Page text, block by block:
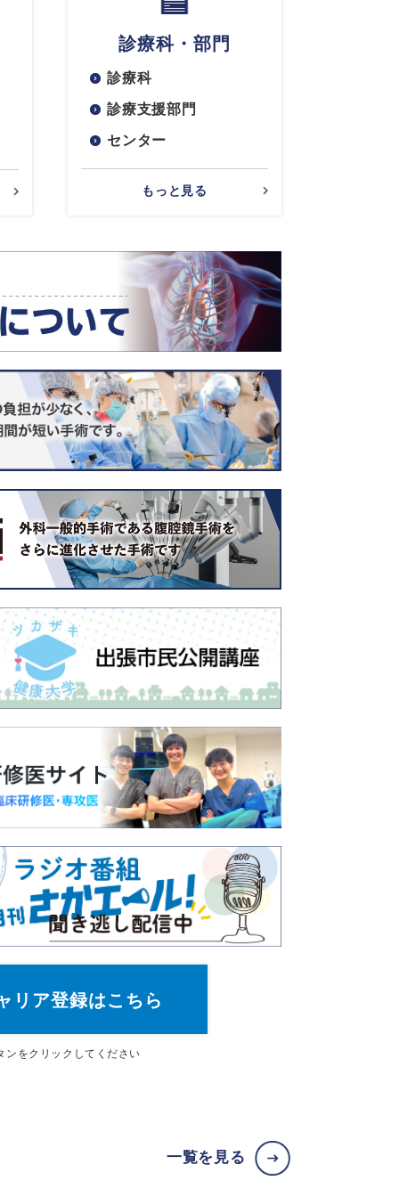
診療科・部門
診療科
診療支援部門
センター
もっと見る
リア登録はこちら
ン をクリックしてください
一覧を見る